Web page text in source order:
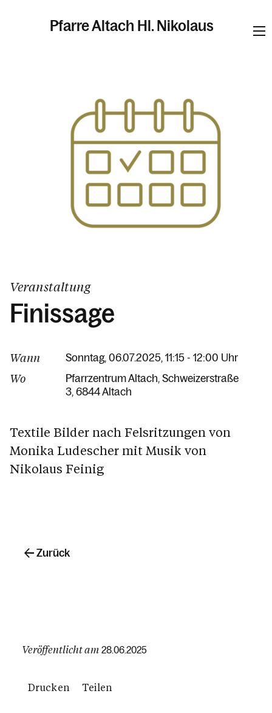
Pfarre Altach Hl. Nikolaus
Kalender
Veranstaltung
Finissage
Wann Sonntag, 06.07.2025, 11:15 - 12:00 Uhr
Wo Pfarrzentrum Altach Schweizerstraße
3 6844 Altach
Textile Bilder nach Felsritzungen von
Monika Ludescher mit Musik von
Nikolaus Feinig
Veröffentlicht am 28.06.2025
Drucken Teilen
Zurück